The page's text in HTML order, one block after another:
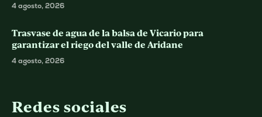
4 agosto, 2026
Trasvase de agua de la balsa de Vicario para
garantizar el riego del valle de Aridane
4 agosto, 2026
Redes sociales